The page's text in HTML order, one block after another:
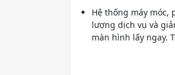
Hệ thống máy
lượng dịch vụ và
màn hình lấy ngay.